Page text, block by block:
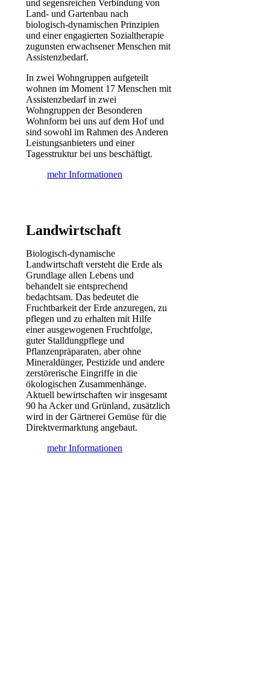
und segensreichen Verbindung von
Land- und Gartenbau nach
biologisch-dynamischen Prinzipien
und einer engagierten Sozialtherapie
zugunsten erwachsener Menschen mit
Assistenzbedarf.
In zwei Wohngruppen aufgeteilt
wohnen im Moment 17 Menschen mit
Assistenzbedarf in zwei
Wohngruppen der Besonderen
Wohnform bei uns auf dem Hof und
sind sowohl im Rahmen des Anderen
Leistungsanbieters und einer
Tagesstruktur bei uns beschäftigt.
mehr Informationen
Landwirtschaft
Biologisch-dynamische
Landwirtschaft versteht die Erde als
Grundlage allen Lebens und
behandelt sie entsprechend
bedachtsam. Das bedeutet die
Fruchtbarkeit der Erde anzuregen, zu
pflegen und zu erhalten mit Hilfe
einer ausgewogenen Fruchtfolge,
guter Stalldungpflege und
Pflanzenpräparaten, aber ohne
Mineraldünger, Pestizide und andere
zerstörerische Eingriffe in die
ökologischen Zusammenhänge.
Aktuell bewirtschaften wir insgesamt
90 ha Acker und Grünland, zusätzlich
wird in der Gärtnerei Gemüse für die
Direktvermarktung angebaut.
mehr Informationen